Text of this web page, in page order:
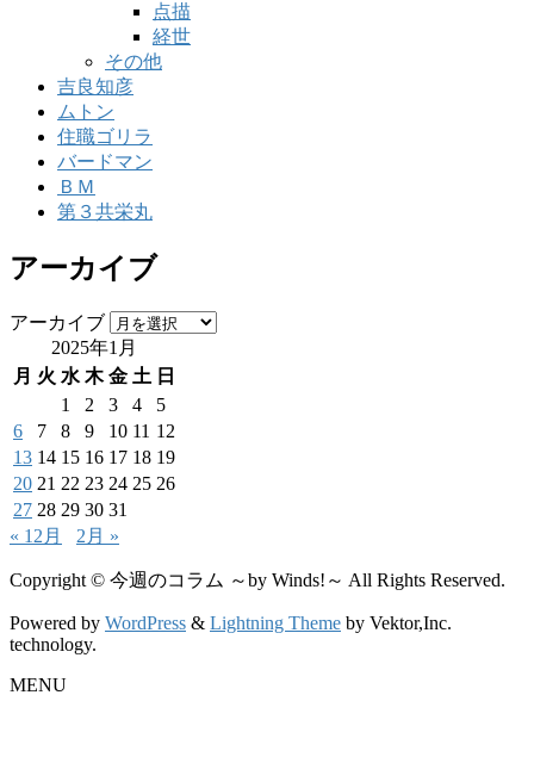
点描
経世
その他
吉良知彦
ムトン
住職ゴリラ
バードマン
ＢＭ
第３共栄丸
アーカイブ
アーカイブ
2025年1月
月 火 水 木 金 土 日
1
2 3 4
5
6
7 8 9 10 11 12
13 14 15 16 17 18 19
20 21 22 23 24 25 26
27 28 29 30 31
« 12月
2月 »
Copyright © 今週のコラム ～by Winds!～ All Rights Reserved.
Powered by WordPress & Lightning Theme by Vektor,Inc.
technology.
MENU